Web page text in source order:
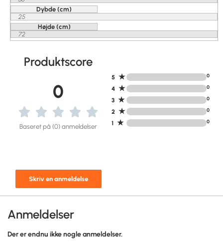
Dybde (cm)
25
Højde (cm)
72
Produktscore
0
Baseret på (0) anmeldelser
Skriv en anmeldelse
5 ★ 0
4 ★ 0
3 ★ 0
2 ★ 0
1 ★ 0
Anmeldelser
Der er endnu ikke nogle anmeldelser.